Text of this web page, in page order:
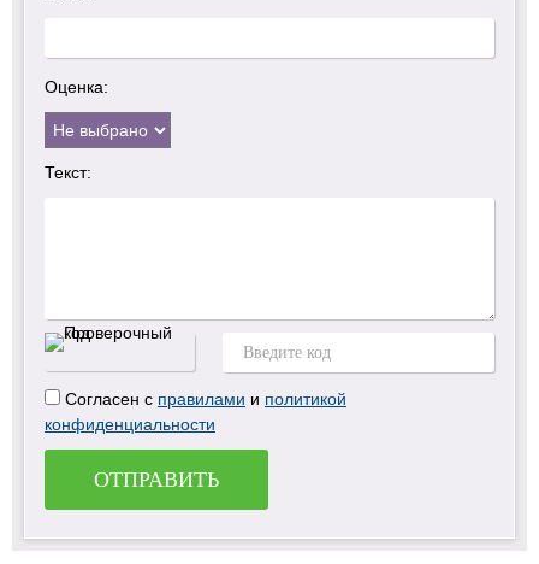
Оценка:
Текст:
Согласен с правилами и политикой
конфиденциальности
ОТПРАВИТЬ